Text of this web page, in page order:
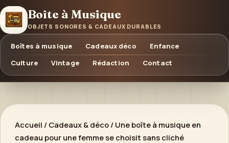
Boîte à Musique
OBJETS SONORES & CADEAUX DURABLES
Boîtes à musique Cadeaux déco
Enfance
Culture
Vintage Rédaction Contact
Accueil / Cadeaux & déco / Une boîte à musique en
cadeau pour une femme se choisit sans cliché